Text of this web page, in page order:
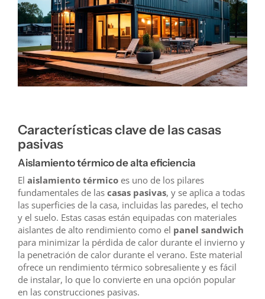
Características clave de las casas
pasivas
Aislamiento térmico de alta eficiencia
El aislamiento térmico es uno de los pilares
fundamentales de las casas pasivas, y se aplica a todas
las superficies de la casa, incluidas las paredes, el techo
y el suelo. Estas casas están equipadas con materiales
aislantes de alto rendimiento como el panel sandwich
para minimizar la pérdida de calor durante el invierno y
la penetración de calor durante el verano. Este material
ofrece un rendimiento térmico sobresaliente y es fácil
de instalar, lo que lo convierte en una opción popular
en las construcciones pasivas.